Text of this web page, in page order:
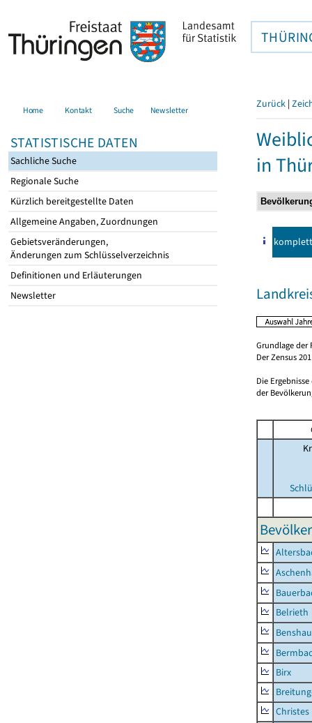
Home Kontakt Suche Newsletter
STATISTISCHE DATEN
Sachliche Suche
Regionale Suche
Kürzlich bereitgestellte Daten
Allgemeine Angaben, Zuordnungen
Gebietsveränderungen,
Änderungen zum Schlüsselverzeichnis
Definitionen und Erläuterungen
Newsletter
Zurück |
in
komplett
Grundlage der
Der Zensus
Die
der
Belrieth
Birx
Christes